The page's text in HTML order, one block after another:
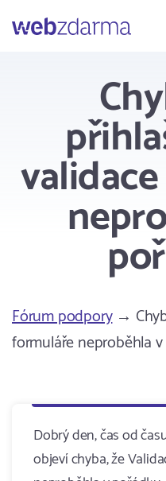
Webzdarma
Fórum podpory→
formuláře neproběhla
Dobrý den, čas od
objeví chyba, že